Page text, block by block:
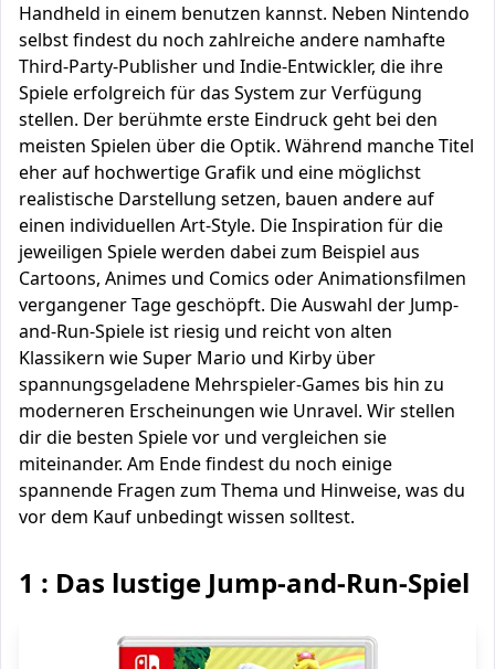
Handheld in einem benutzen kannst. Neben Nintendo
selbst findest du noch zahlreiche andere namhafte
Third-Party-Publisher und Indie-Entwickler, die ihre
Spiele erfolgreich für das System zur Verfügung
stellen. Der berühmte erste Eindruck geht bei den
meisten Spielen über die Optik. Während manche Titel
eher auf hochwertige Grafik und eine möglichst
realistische Darstellung setzen, bauen andere auf
einen individuellen Art-Style. Die Inspiration für die
jeweiligen Spiele werden dabei zum Beispiel aus
Cartoons, Animes und Comics oder Animationsfilmen
vergangener Tage geschöpft. Die Auswahl der Jump-
and-Run-Spiele ist riesig und reicht von alten
Klassikern wie Super Mario und Kirby über
spannungsgeladene Mehrspieler-Games bis hin zu
moderneren Erscheinungen wie Unravel. Wir stellen
dir die besten Spiele vor und vergleichen sie
miteinander. Am Ende findest du noch einige
spannende Fragen zum Thema und Hinweise, was du
vor dem Kauf unbedingt wissen solltest.
1 : Das lustige Jump-and-Run-Spiel